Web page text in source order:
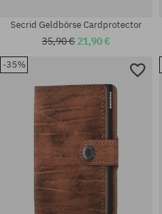
Universalgröße
Secrid Geldbörse Cardprotector
35,90 € 21,90 €
-35%